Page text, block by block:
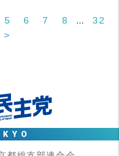
5 6 7 8 …
32
>